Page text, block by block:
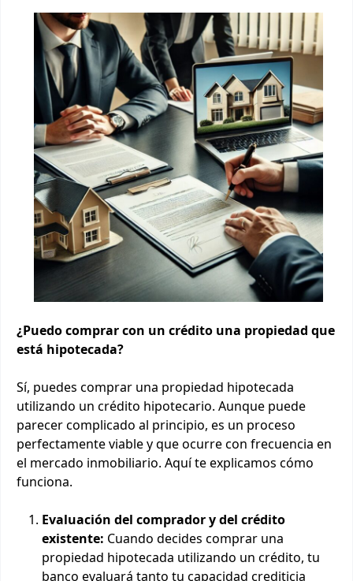
¿Puedo comprar con un crédito una propiedad que
está hipotecada?
Sí, puedes comprar una propiedad hipotecada
utilizando un crédito hipotecario. Aunque puede
parecer complicado al principio, es un proceso
perfectamente viable y que ocurre con frecuencia en
el mercado inmobiliario. Aquí te explicamos cómo
funciona.
Evaluación del comprador y del crédito
existente: Cuando decides comprar una
propiedad hipotecada utilizando un crédito, tu
banco evaluará tanto tu capacidad crediticia